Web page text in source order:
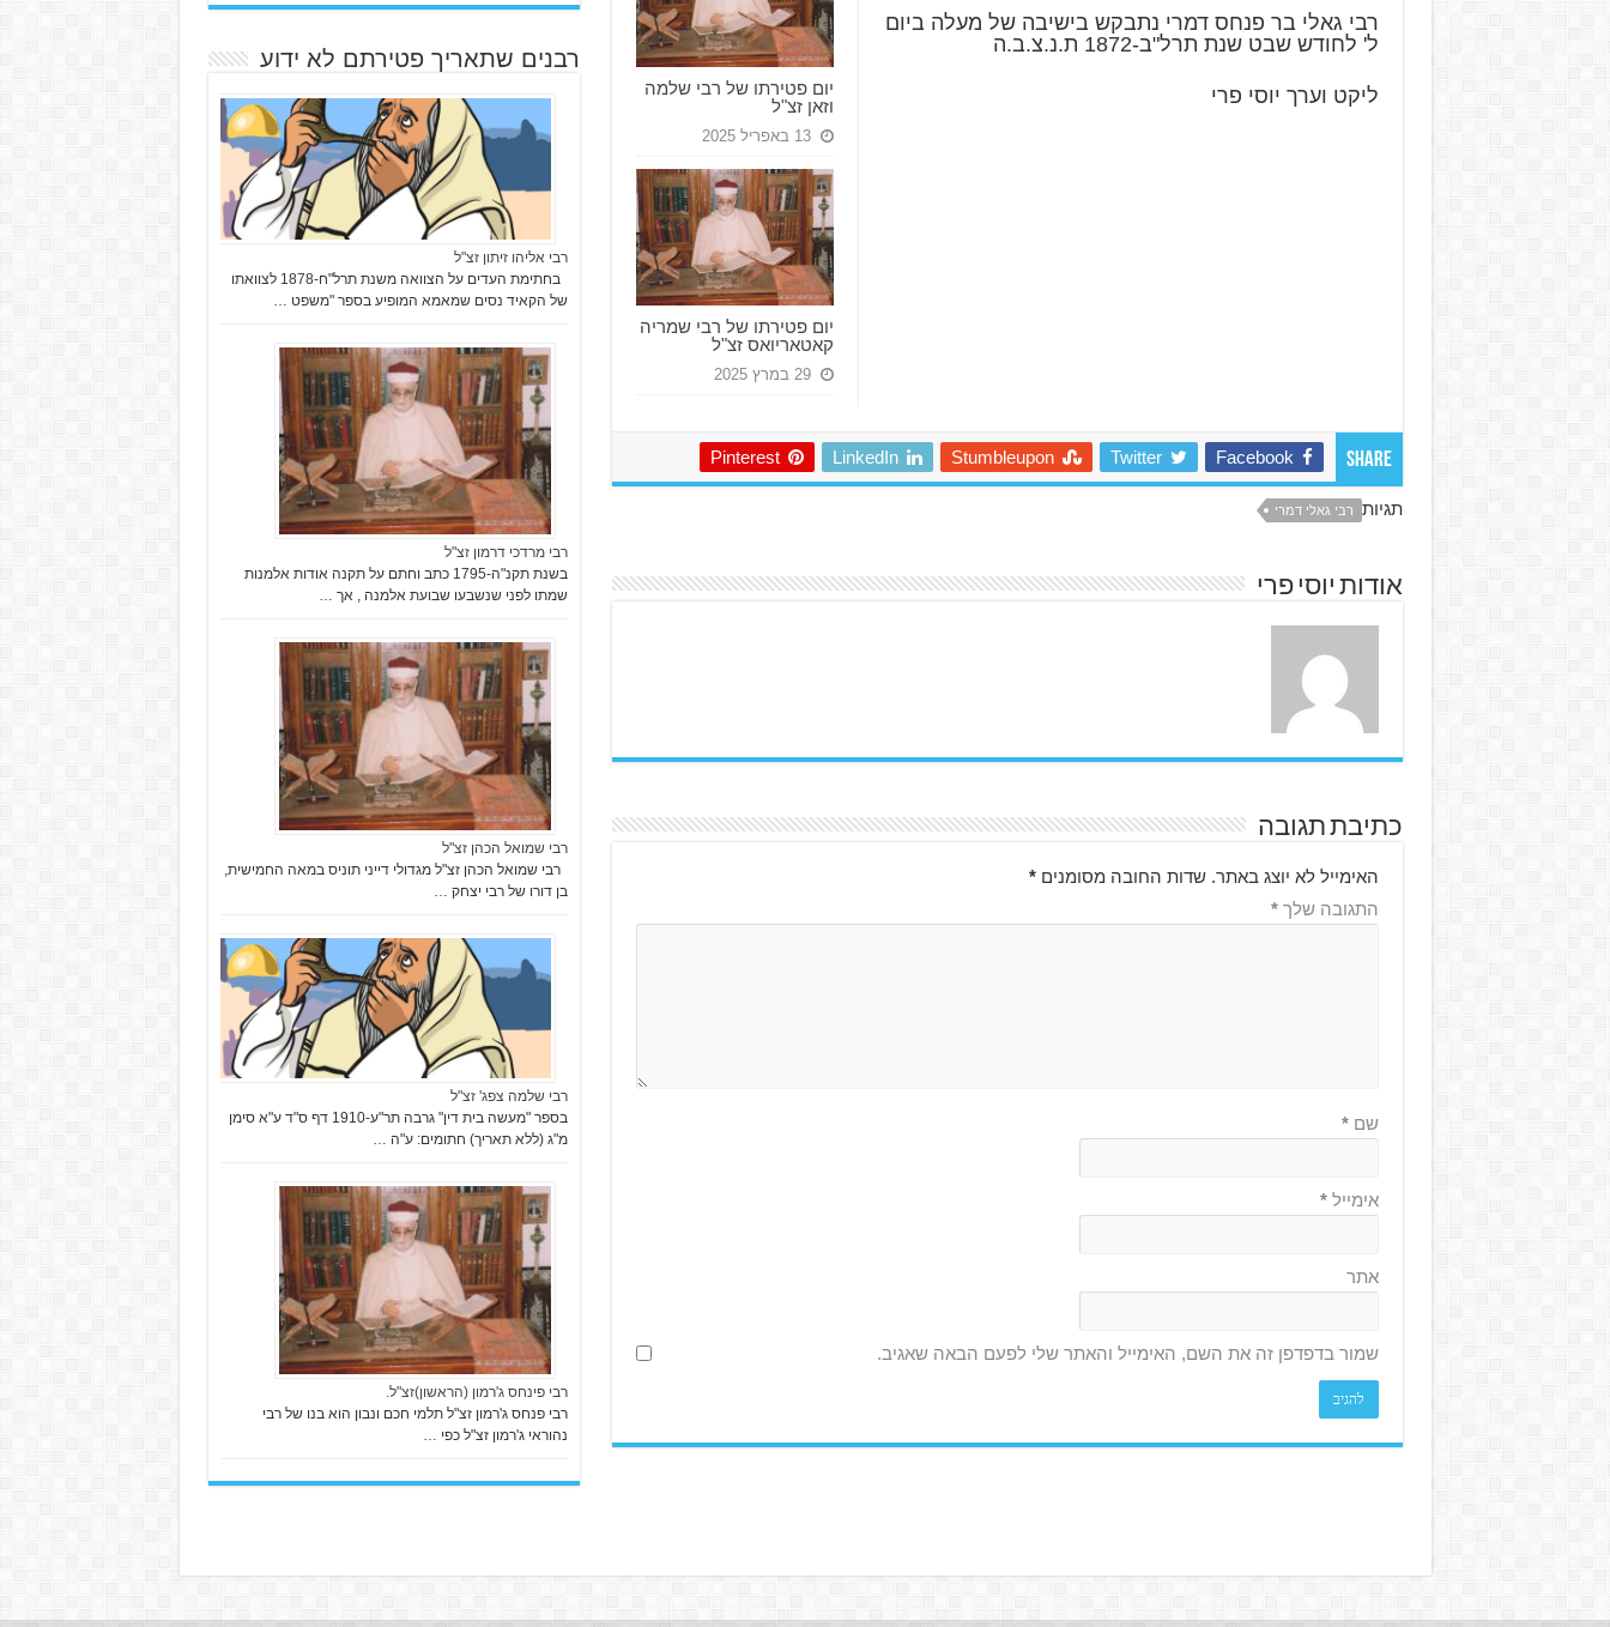
יום פטירתו של רבי שלמה
וזאן זצ"ל
13 באפריל 2025
יום פטירתו של רבי שמריה
קאטאריואס זצ"ל
29 במרץ 2025
רבי גאלי בר פנחס דמרי נתבקש בישיבה של מעלה ביום
ל' לחודש שבט שנת תרל"ב-1872 ת.נ.צ.ב.ה
ליקט וערך יוסי פרי
Share
Facebook
Twitter
Stumbleupon
LinkedIn
Pinterest
תגיות רבי גאלי דמרי
אודות יוסי פרי
כתיבת תגובה
האימייל לא יוצג באתר. שדות החובה מסומנים*
התגובה שלך*
שם*
אימייל*
אתר
שמור בדפדפן זה את השם, האימייל והאתר שלי לפעם הבאה שאגיב.
רבנים שתאריך פטירתם לא ידוע
רבי אליהו זיתון זצ"ל
בחתימת העדים על הצוואה משנת תרל"ח-1878 לצוואתו
של הקאיד נסים שמאמא המופיע בספר "משפט …
רבי מרדכי דרמון זצ"ל
בשנת תקנ"ה-1795 כתב וחתם על תקנה אודות אלמנות
שמתו לפני שנשבעו שבועת אלמנה , אך …
רבי שמואל הכהן זצ"ל
רבי שמואל הכהן זצ"ל מגדולי דייני תוניס במאה החמישית,
בן דורו של רבי יצחק …
רבי שלמה צפג' זצ"ל
בספר "מעשה בית דין" גרבה תר"ע-1910 דף ס"ד ע"א סימן
מ"ג (ללא תאריך) חתומים: ע"ה …
רבי פינחס ג'רמון (הראשון)זצ"ל.
רבי פנחס ג'רמון זצ"ל תלמי חכם ונבון הוא בנו של רבי
נהוראי ג'רמון זצ"ל כפי …